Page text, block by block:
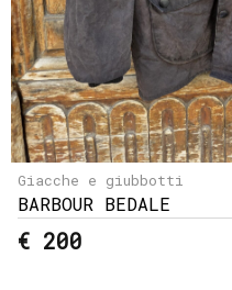
Giacche e giubbotti
BARBOUR BEDALE
€ 200